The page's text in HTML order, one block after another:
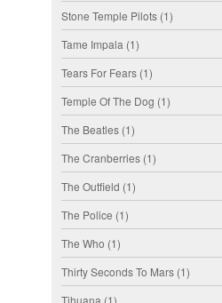
Stone Temple Pilots (1)
Tame Impala (1)
Tears For Fears (1)
Temple Of The Dog (1)
The Beatles (1)
The Cranberries (1)
The Outfield (1)
The Police (1)
The Who (1)
Thirty Seconds To Mars (1)
Tihuana (1)